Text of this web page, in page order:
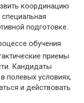
координацию
подготовке.
обучения
приемы
Кандидаты
полевых условиях,
и действовать